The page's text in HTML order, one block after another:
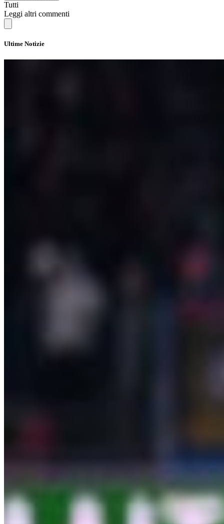
Tutti
Leggi altri commenti
Ultime Notizie